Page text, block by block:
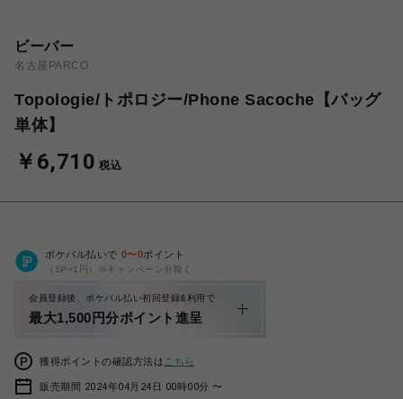
ビーバー
名古屋PARCO
Topologie/トポロジー/Phone Sacoche【バッグ
単体】
￥6,710 税込
ポケパル払いで 0〜0ポイント
（1P=1円）※キャンペーン分除く
会員登録後、ポケパル払い初回登録&利用で
最大1,500円分ポイント進呈
獲得ポイントの確認方法は こちら
販売期間 2024年04月24日 00時00分 〜